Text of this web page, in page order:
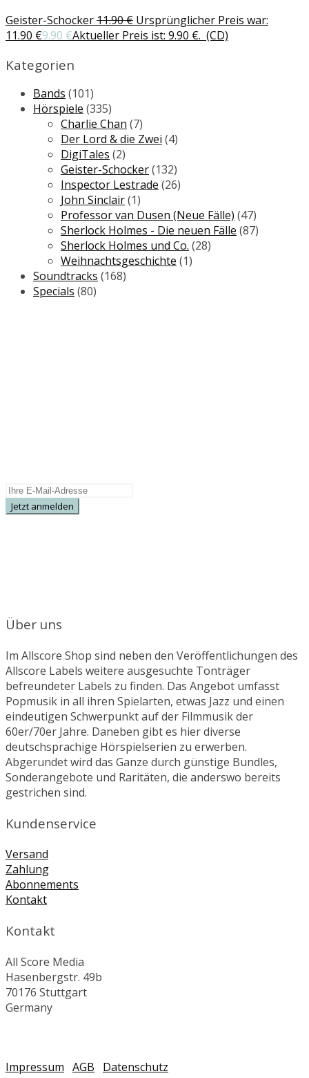
Geister-Schocker11.90€ Ursprünglicher Preis war:
11.90 €9.90 €Aktueller Preis ist: 9.90 €. (CD)
Kategorien
Bands (101)
Hörspiele (335)
Charlie Chan (7)
Der Lord & die Zwei (4)
DigiTales (2)
Geister-Schocker(132)
Inspector Lestrade (26)
John Sinclair(1)
Professor van Dusen (Neue Fälle) (47)
Sherlock Holmes - Die neuen Fälle (87)
Sherlock Holmes und Co. (28)
Weihnachtsgeschichte (1)
Soundtracks (168)
Specials (80)
Über uns
Im Allscore Shop sind neben den Veröffentlichungen des
Allscore Labels weitere ausgesuchte Tonträger
befreundeter Labels zu finden. Das Angebot umfasst
Popmusik in all ihren Spielarten, etwas Jazz und einen
eindeutigen Schwerpunkt auf der Filmmusik der
60er/70er Jahre. Daneben gibt es hier diverse
deutschsprachige Hörspielserien zu erwerben.
Abgerundet wird das Ganze durch günstige Bundles,
Sonderangebote und Raritäten, die anderswo bereits
gestrichen sind.
Kundenservice
Versand
Zahlung
Abonnements
Kontakt
Kontakt
All Score Media
Hasenbergstr. 49b
70176 Stuttgart
Germany
Impressum AGB Datenschutz